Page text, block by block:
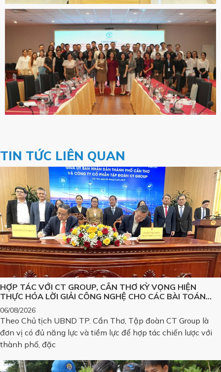
TIN TỨC LIÊN QUAN
HỢP TÁC VỚI CT GROUP, CẦN THƠ KỲ VỌNG HIỆN
THỰC HÓA LỜI GIẢI CÔNG NGHỆ CHO CÁC BÀI TOÁN
LỚN
06/08/2026
Theo Chủ tịch UBND TP. Cần Thơ, Tập đoàn CT Group là
đơn vị có đủ năng lực và tiềm lực để hợp tác chiến lược với
thành phố, đặc